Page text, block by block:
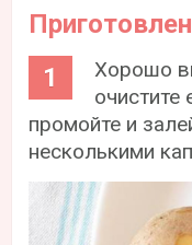
Хорошо
очистите
промойте и
несколькими